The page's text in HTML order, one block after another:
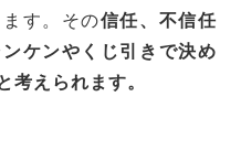
す。その信任、不信任
ケンやくじ引きで決め
考えられます。